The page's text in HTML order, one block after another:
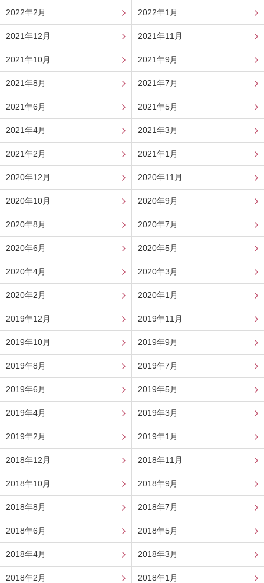
2022年2月 2022年1月
2021年12月 2021年11月
2021年10月 2021年9月
2021年8月 2021年7月
2021年6月 2021年5月
2021年4月 2021年3月
2021年2月 2021年1月
2020年12月 2020年11月
2020年10月 2020年9月
2020年8月 2020年7月
2020年6月 2020年5月
2020年4月 2020年3月
2020年2月 2020年1月
2019年12月 2019年11月
2019年10月 2019年9月
2019年8月 2019年7月
2019年6月 2019年5月
2019年4月 2019年3月
2019年2月 2019年1月
2018年12月 2018年11月
2018年10月 2018年9月
2018年8月 2018年7月
2018年6月 2018年5月
2018年4月 2018年3月
2018年2月 2018年1月